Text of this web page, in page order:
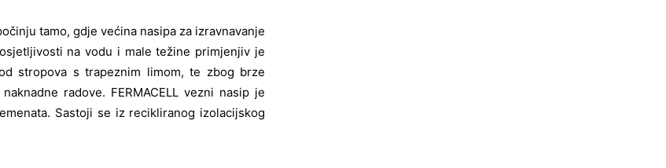
tamo, gdje većina nasipa za izravnavanje
na vodu i male težine primjenjiv je
stropova s trapeznim limom, te zbog brze
radove. FERMACELL vezni nasip je
Sastoji se iz recikliranog izolacijskog